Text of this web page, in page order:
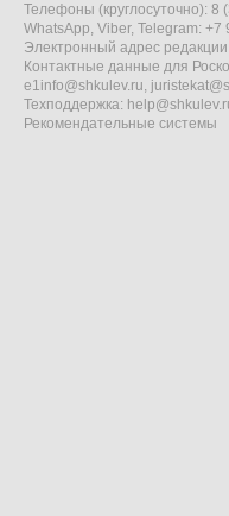
Телефоны (круглосуточно): 8
WhatsApp, Viber, Telegram: +7
Электронный адрес редакции:
Контактные данные для
e1info@shkulev.ru,
Техподдержка:
Рекомендательные системы